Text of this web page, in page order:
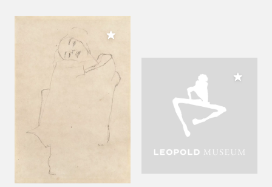
Meiner Sammlung hinzufügen
Meiner